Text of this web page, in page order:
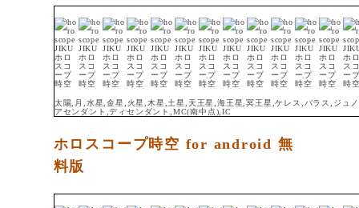
太陽,月,水星,金星,火星,木星,土星,天王星,海王星,冥王星,ケレス,パラス,ジュ
アセンダント,ディセンダント,MC(南中点),IC
ホロスコープ時空 for android 無
料版